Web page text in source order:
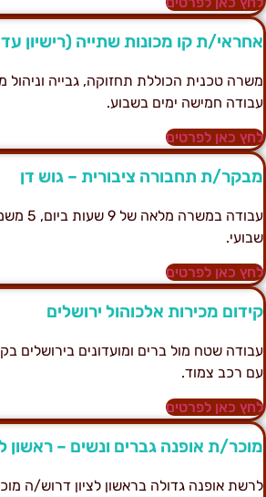
ת קו מכונות שתייה (רישיון עד 12 טון) – נתב"ג
טכנית הכוללת תחזוקה, גבייה וניהול
חמישה ימים בשבוע.
כאן לפרטים
ת תחבורה ציבורית – גוש דן
עבודה
כאן לפרטים
מכירות אלכוהול ירושלים
שטח מול ברים ומועדונים בירושלים
רכב צמוד.
כאן לפרטים
ת אופנה גברים ונשים – ראשון